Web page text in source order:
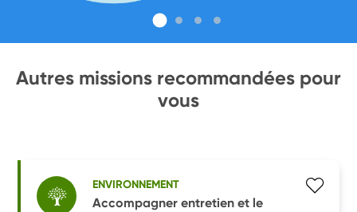
Autres missions recommandées pour
vous
ENVIRONNEMENT
Accompagner entretien et le